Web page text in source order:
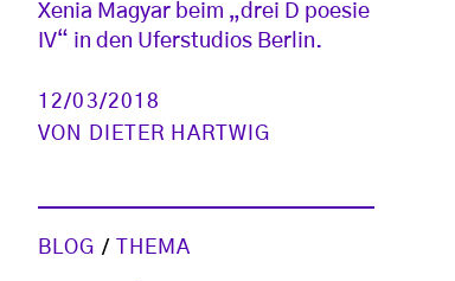
Xenia Magyar beim „drei D poesie
IV“ in den Uferstudios Berlin.
12/03/2018
VON
DIETER HARTWIG
BLOG / THEMA